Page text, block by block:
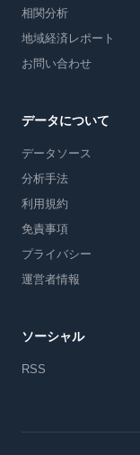
相関分析
地域経済レポート
お問い合わせ
データについて
データソース
分析手法
利用規約
免責事項
プライバシー
運営者情報
ソーシャル
RSS